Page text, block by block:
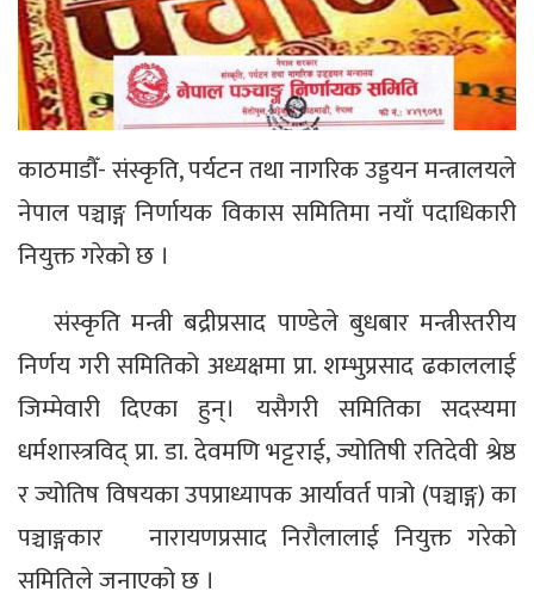
काठमाडौँ- संस्कृति, पर्यटन तथा नागरिक उड्डयन मन्त्रालयले
नेपाल पञ्चाङ्ग निर्णायक विकास समितिमा नयाँ पदाधिकारी
नियुक्त गरेको छ ।
संस्कृति मन्त्री बद्रीप्रसाद पाण्डेले बुधबार मन्त्रीस्तरीय
निर्णय गरी समितिको अध्यक्षमा प्रा. शम्भुप्रसाद ढकाललाई
जिम्मेवारी दिएका हुन्। यसैगरी समितिका सदस्यमा
धर्मशास्त्रविद् प्रा. डा. देवमणि भट्टराई, ज्योतिषी रतिदेवी श्रेष्ठ
र ज्योतिष विषयका उपप्राध्यापक आर्यावर्त पात्रो (पञ्चाङ्ग) का
पञ्चाङ्गकार नारायणप्रसाद निरौलालाई नियुक्त गरेको
समितिले जनाएको छ ।